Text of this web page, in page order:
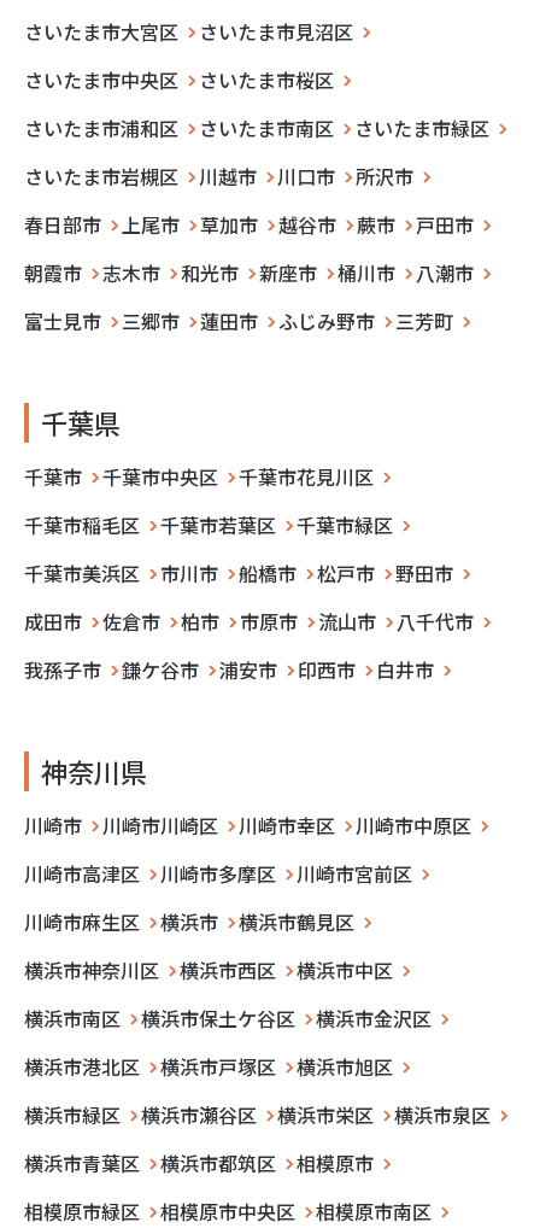
さいたま市大宮区
さいたま市見沼区
さいたま市中央区
さいたま市桜区
さいたま市浦和区
さいたま市南区
さいたま市緑区
さいたま市岩槻区
川越市 川口市
所沢市
春日部市
上尾市 草加市 越谷市 蕨市
戸田市
朝霞市
志木市 和光市 新座市 桶川市
八潮市
富士見市
三郷市 蓮田市 ふじみ野市 三芳町
千葉県
千葉市 千葉市中央区
千葉市花見川区
千葉市稲毛区
千葉市若葉区
千葉市緑区
千葉市美浜区
市川市 船橋市 松戸市
野田市
成田市
佐倉市 柏市 市原市 流山市
八千代市
我孫子市
鎌ケ谷市 浦安市 印西市 白井市
神奈川県
川崎市 川崎市川崎区 川崎市幸区
川崎市中原区
川崎市高津区
川崎市多摩区
川崎市宮前区
川崎市麻生区
横浜市
横浜市鶴見区
横浜市神奈川区
横浜市西区
横浜市中区
横浜市南区
横浜市保土ケ谷区
横浜市金沢区
横浜市港北区
横浜市戸塚区
横浜市旭区
横浜市緑区
横浜市瀬谷区 横浜市栄区
横浜市泉区
横浜市青葉区
横浜市都筑区
相模原市
相模原市緑区
相模原市中央区
相模原市南区